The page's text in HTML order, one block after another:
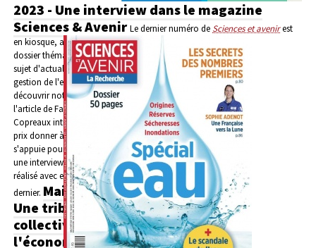
2023 - Une interview dans le magazine
Sciences & AvenirLe dernier numéro de Sciences et avenirest
en kiosque, avec un
dossier thématique sur un
sujet d'actualité : la
gestion de l'eau. A
découvrir notamment
l'article de Fabienne
Copreaux intitulé "Quel
prix donner à l'eau?", qui
s'appuie pour partie sur
une interview que j'ai
réalisé avec elle en Mai
dernier. Mai 2023 -
Une tribune
collective sur
l'économie